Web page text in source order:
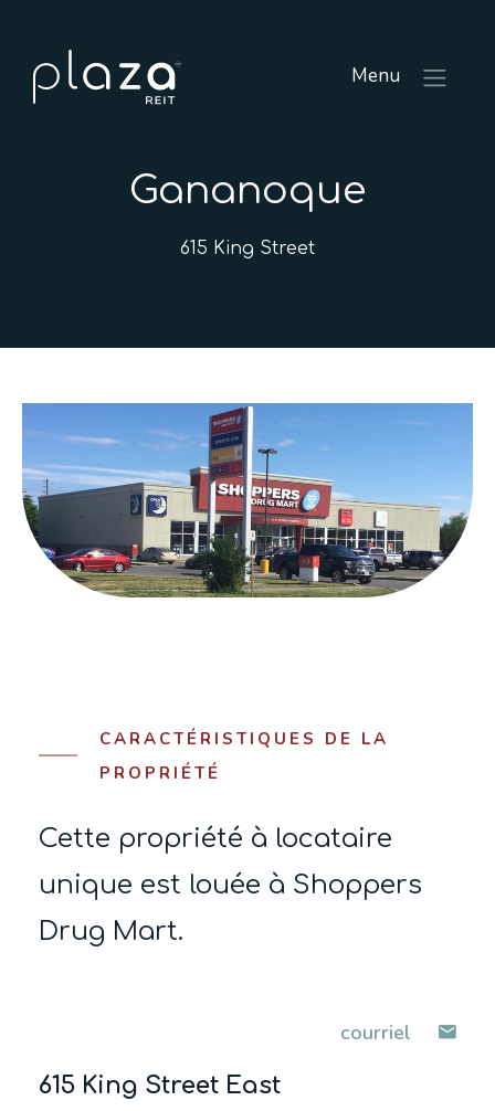
Menu
Gananoque
615 King Street
CARACTÉRISTIQUES DE LA
PROPRIÉTÉ
Cette propriété à locataire
unique est louée à Shoppers
Drug Mart.
courriel
615 King Street East